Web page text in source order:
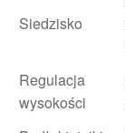
Siedzisko
Regulacja
wysokości